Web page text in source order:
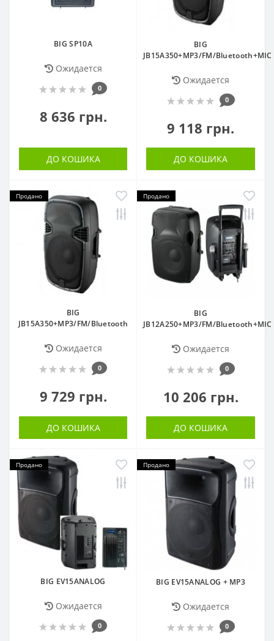
BIG SP10A
Ожидается
0
8 636 грн.
ДО КОШИКА
BIG
JB15A350+MP3/FM/Bluetooth+MIC
Ожидается
0
9 118 грн.
ДО КОШИКА
Продано
BIG
JB15A350+MP3/FM/Bluetooth
Ожидается
0
9 729 грн.
ДО КОШИКА
Продано
BIG
JB12A250+MP3/FM/Bluetooth+MIC
Ожидается
0
10 206 грн.
ДО КОШИКА
Продано
BIG EV15ANALOG
Ожидается
0
Продано
BIG EV15ANALOG + MP3
Ожидается
0